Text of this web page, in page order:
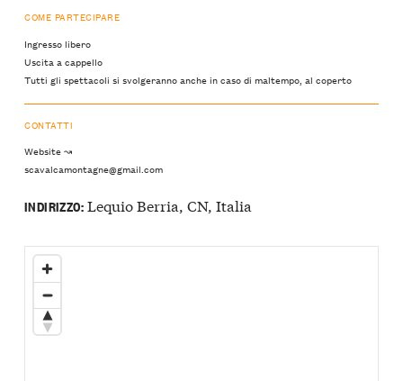
COME PARTECIPARE
Ingresso libero
Uscita a cappello
Tutti gli spettacoli si svolgeranno anche in caso di maltempo, al coperto
CONTATTI
Website ↝
scavalcamontagne@gmail.com
INDIRIZZO:Lequio Berria, CN, Italia